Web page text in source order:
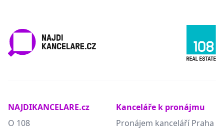
NAJDIKANCELARE.cz
O 108
Kanceláře k pronájmu
Pronájem kanceláří Praha